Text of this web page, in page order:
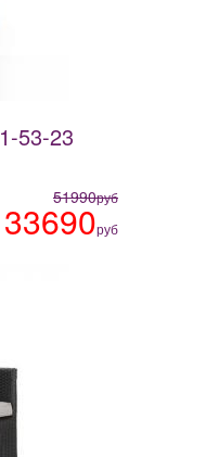
53-23
51990руб
33690руб